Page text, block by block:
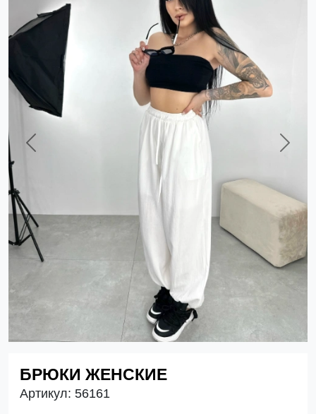
Previous Next
БРЮКИ ЖЕНСКИЕ
Артикул: 56161